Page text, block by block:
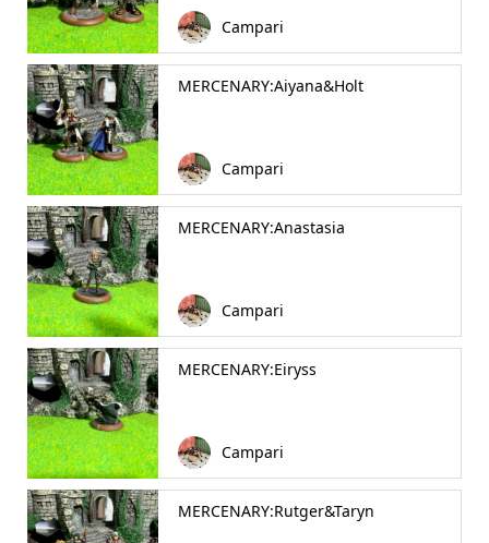
Campari
MERCENARY:Aiyana&Holt
Campari
MERCENARY:Anastasia
Campari
MERCENARY:Eiryss
Campari
MERCENARY:Rutger&Taryn